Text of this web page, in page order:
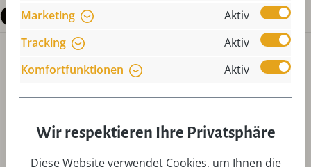
Fragen zum Produkt
Zubehör
Marketing
Aktiv
Tracking
Aktiv
Komfortfunktionen
Aktiv
Wir respektieren Ihre Privatsphäre
Diese Website verwendet Cookies, um Ihnen die